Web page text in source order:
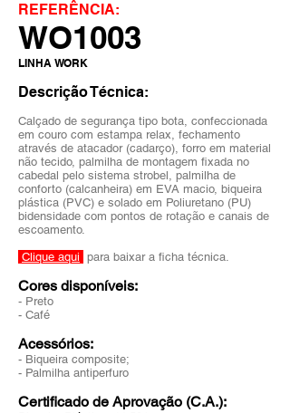
REFERÊNCIA:
WO1003
LINHA WORK
Descrição Técnica:
Calçado de segurança tipo bota, confeccionada
em couro com estampa relax, fechamento
através de atacador (cadarço), forro em material
não tecido, palmilha de montagem fixada no
cabedal pelo sistema strobel, palmilha de
conforto (calcanheira) em EVA macio, biqueira
plástica (PVC) e solado em Poliuretano (PU)
bidensidade com pontos de rotação e canais de
escoamento.
Clique aqui para baixar a ficha técnica.
Cores disponíveis:
- Preto
- Café
Acessórios:
- Biqueira composite;
- Palmilha antiperfuro
Certificado de Aprovação (C.A.):